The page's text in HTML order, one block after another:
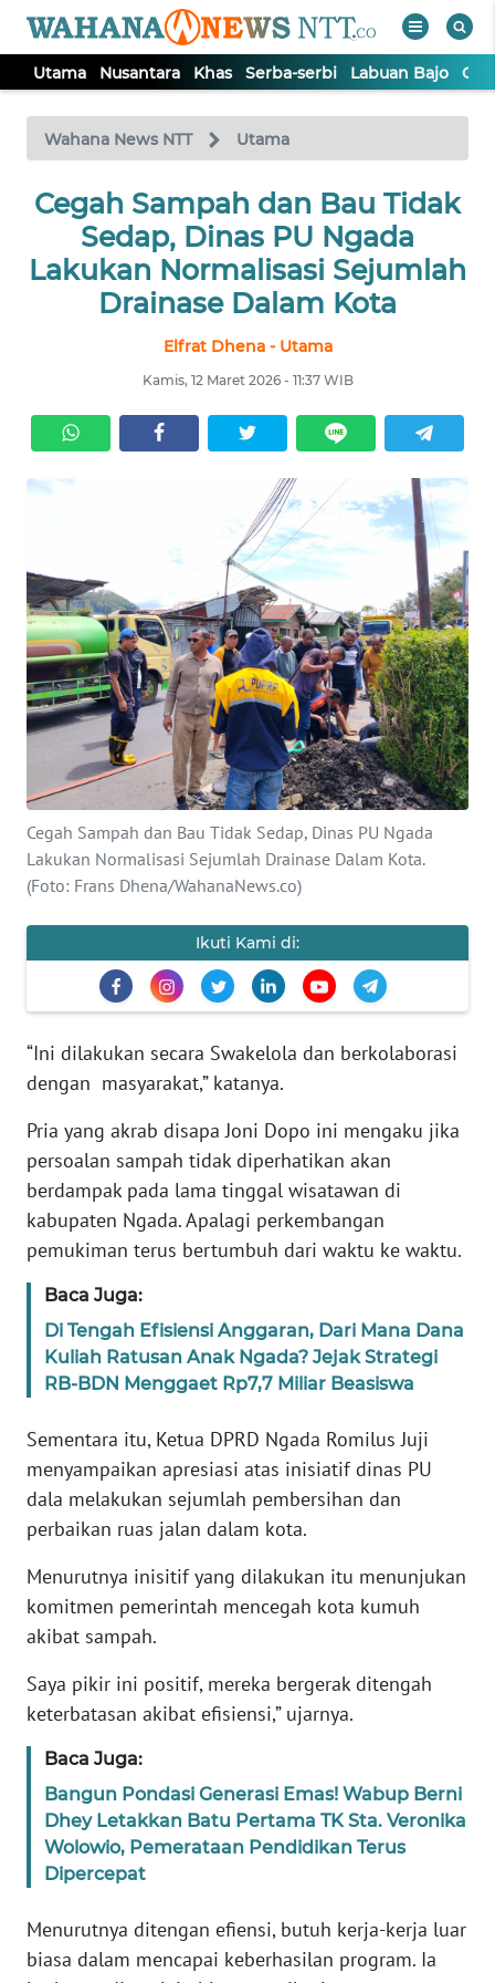
Utama Nusantara Khas Serba-serbi Labuan Bajo
Wahana News NTT Utama
Cegah Sampah dan Bau Tidak
Sedap, Dinas PU Ngada
Lakukan Normalisasi Sejumlah
Drainase Dalam Kota
Elfrat Dhena - Utama
Kamis, 12 Maret 2026 - 11:37 WIB
Cegah Sampah dan Bau Tidak Sedap, Dinas PU Ngada
Lakukan Normalisasi Sejumlah Drainase Dalam Kota.
(Foto: Frans Dhena/WahanaNews.co)
Ikuti Kami di:
“Ini dilakukan secara Swakelola dan berkolaborasi
dengan masyarakat,” katanya.
Pria yang akrab disapa Joni Dopo ini mengaku jika
persoalan sampah tidak diperhatikan akan
berdampak pada lama tinggal wisatawan di
kabupaten Ngada. Apalagi perkembangan
pemukiman terus bertumbuh dari waktu ke waktu.
Baca Juga:
Di Tengah Efisiensi Anggaran, Dari Mana Dana
Kuliah Ratusan Anak Ngada? Jejak Strategi
RB-BDN Menggaet Rp7,7 Miliar Beasiswa
Sementara itu, Ketua DPRD Ngada Romilus Juji
menyampaikan apresiasi atas inisiatif dinas PU
dala melakukan sejumlah pembersihan dan
perbaikan ruas jalan dalam kota.
Menurutnya inisitif yang dilakukan itu menunjukan
komitmen pemerintah mencegah kota kumuh
akibat sampah.
Saya pikir ini positif, mereka bergerak ditengah
keterbatasan akibat efisiensi,” ujarnya.
Baca Juga:
Bangun Pondasi Generasi Emas! Wabup Berni
Dhey Letakkan Batu Pertama TK Sta. Veronika
Wolowio, Pemerataan Pendidikan Terus
Dipercepat
Menurutnya ditengan efiensi, butuh kerja-kerja luar
biasa dalam mencapai keberhasilan program. Ia
TV
Tutup
UTAMA
NUSANTARA
SERBI
LABUAN
BAJO
Informasi
INDEKS
BERITA
KONTAK
KAMI
INFO
IKLAN
PEDOMAN
MEDIA
SIBER
REDAKSI
KARIR
DISCLAIMER
Regional
WN
JAKARTA
WN
BANTEN
NTT
WN
KEPRI
WN
PAPUA
PAPUA